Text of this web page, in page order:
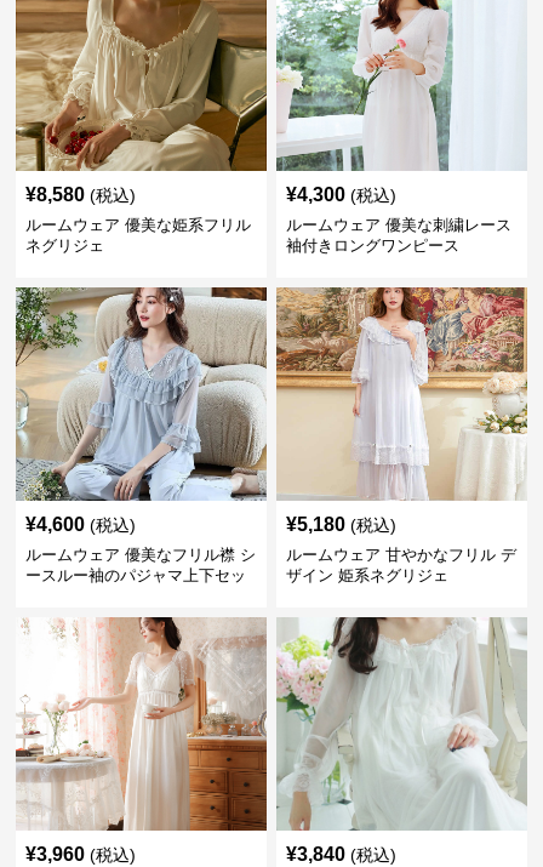
¥8,580 (税込)
ルームウェア 優美な姫系フリル
ネグリジェ
¥4,300 (税込)
ルームウェア 優美な刺繍レース
袖付きロングワンピース
¥4,600 (税込)
ルームウェア 優美なフリル襟 シ
ースルー袖のパジャマ上下セッ
¥5,180 (税込)
ルームウェア 甘やかなフリル デ
ザイン 姫系ネグリジェ
¥3,960 (税込) ¥3,840 (税込)